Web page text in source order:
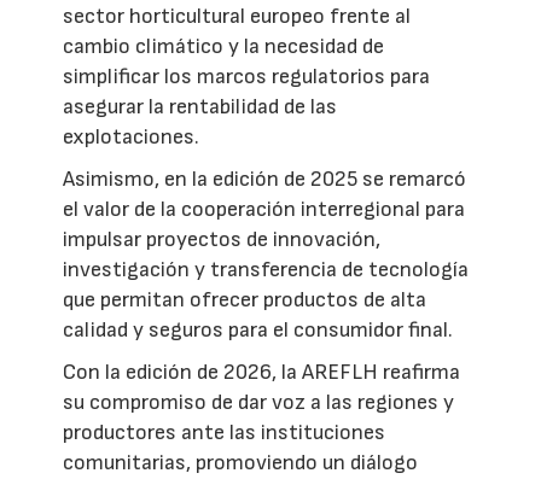
sector horticultural europeo frente al
cambio climático y la necesidad de
simplificar los marcos regulatorios para
asegurar la rentabilidad de las
explotaciones.
Asimismo, en la edición de 2025 se remarcó
el valor de la cooperación interregional para
impulsar proyectos de innovación,
investigación y transferencia de tecnología
que permitan ofrecer productos de alta
calidad y seguros para el consumidor final.
Con la edición de 2026, la AREFLH reafirma
su compromiso de dar voz a las regiones y
productores ante las instituciones
comunitarias, promoviendo un diálogo